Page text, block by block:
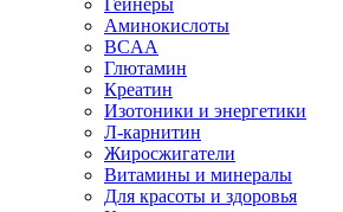
Гейнеры
Аминокислоты
BCAA
Глютамин
Креатин
Изотоники и энергетики
Л-карнитин
Жиросжигатели
Витамины и минералы
Для красоты и здоровья